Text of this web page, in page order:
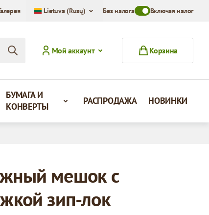
Lietuva (Rusų) Без налогаToggle VAT Mode
Включая налог
Мой аккаунт Корзина
БУМАГА И
КОНВЕРТЫ
РАСПРОДАЖА НОВИНКИ
мешок с
зип-лок